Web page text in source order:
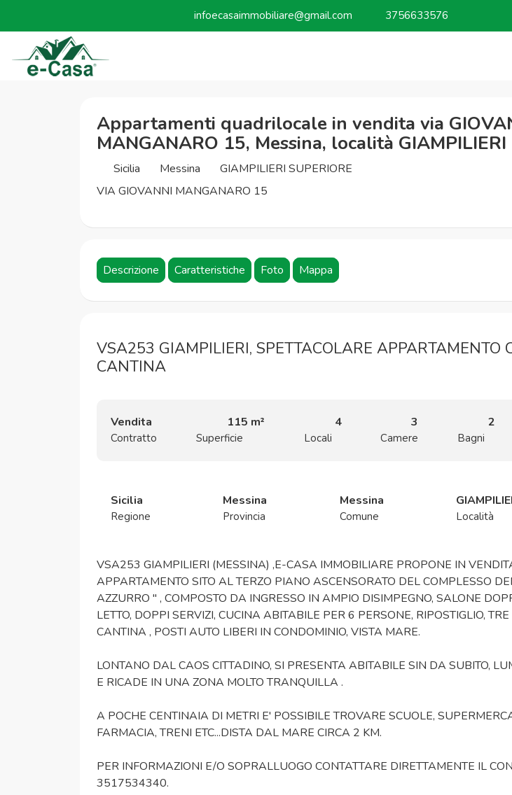
infoecasaimmobiliare@gmail.com 3756633576
Appartamenti quadrilocale in vendita via
MANGANARO 15, Messina, località GIAMPILIERI
Sicilia Messina
GIAMPILIERI SUPERIORE
VIA GIOVANNI MANGANARO 15
Descrizione Caratteristiche Foto Mappa
VSA253 GIAMPILIERI, SPETTACOLARE APPARTAMENTO
CANTINA
Vendita
Contratto
115 m²
Superficie
4
Locali
3
Camere
2
Bagni
Sicilia
Regione
Messina
Provincia
Messina
Comune Località
VSA253 GIAMPILIERI (MESSINA) ,E-CASA IMMOBILIARE PROPONE IN
APPARTAMENTO SITO AL TERZO PIANO ASCENSORATO DEL COMPLESSO
AZZURRO " , COMPOSTO DA INGRESSO IN AMPIO DISIMPEGNO, SALONE
LETTO, DOPPI SERVIZI, CUCINA ABITABILE PER 6 PERSONE, RIPOSTIGLIO,
CANTINA , POSTI AUTO LIBERI IN CONDOMINIO, VISTA MARE.
LONTANO DAL CAOS CITTADINO, SI PRESENTA ABITABILE SIN DA SUBITO,
E RICADE IN UNA ZONA MOLTO TRANQUILLA .
A POCHE CENTINAIA DI METRI E' POSSIBILE TROVARE SCUOLE,
FARMACIA, TRENI ETC...DISTA DAL MARE CIRCA 2 KM.
PER INFORMAZIONI E/O SOPRALLUOGO CONTATTARE DIRETTAMENTE IL
3517534340.